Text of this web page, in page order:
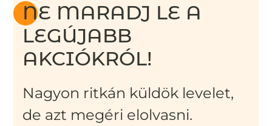
NE MARADJ LE A
LEGÚJABB
AKCIÓKRÓL!
Nagyon ritkán küldök levelet,
de azt megéri elolvasni.